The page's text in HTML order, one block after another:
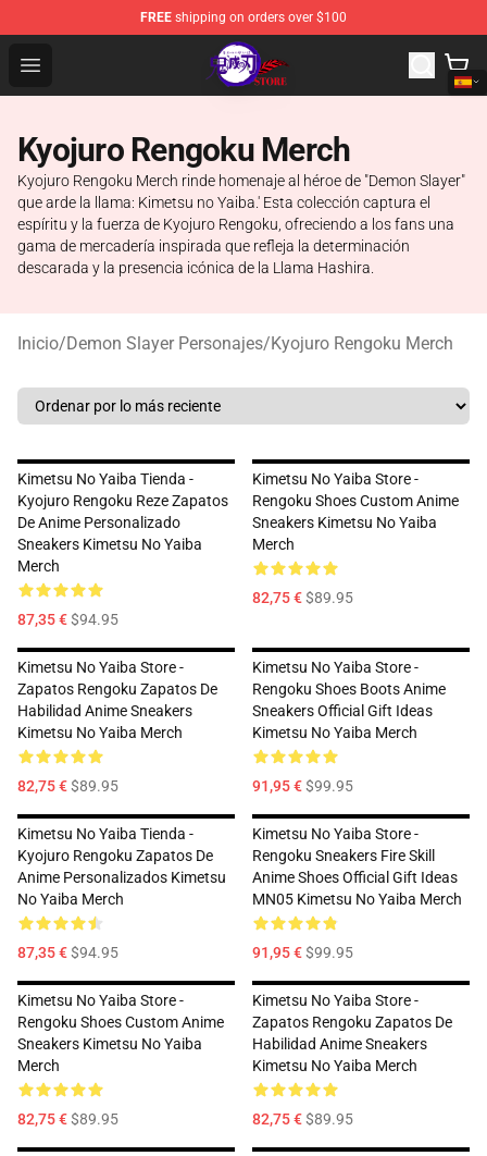
FREE shipping on orders over $100
Open menu
Kimetsu no Yaiba Store - Official Kimetsu no Yaiba
Kyojuro Rengoku Merch
Kyojuro Rengoku Merch rinde homenaje al héroe de "Demon Slayer"
que arde la llama: Kimetsu no Yaiba.' Esta colección captura el
espíritu y la fuerza de Kyojuro Rengoku, ofreciendo a los fans una
gama de mercadería inspirada que refleja la determinación
descarada y la presencia icónica de la Llama Hashira.
Inicio/Demon Slayer Personajes/Kyojuro Rengoku Merch
Kimetsu No Yaiba Tienda -
Kyojuro Rengoku Reze Zapatos
De Anime Personalizado
Sneakers Kimetsu No Yaiba
Merch
87,35 €$94.95
Kimetsu No Yaiba Store -
Rengoku Shoes Custom Anime
Sneakers Kimetsu No Yaiba
Merch
82,75 €$89.95
Kimetsu No Yaiba Store -
Zapatos Rengoku Zapatos De
Habilidad Anime Sneakers
Kimetsu No Yaiba Merch
82,75 €$89.95
Kimetsu No Yaiba Store -
Rengoku Shoes Boots Anime
Sneakers Official Gift Ideas
Kimetsu No Yaiba Merch
91,95 €$99.95
Kimetsu No Yaiba Tienda -
Kyojuro Rengoku Zapatos De
Anime Personalizados Kimetsu
No Yaiba Merch
87,35 €$94.95
Kimetsu No Yaiba Store -
Rengoku Sneakers Fire Skill
Anime Shoes Official Gift Ideas
MN05 Kimetsu No Yaiba Merch
91,95 €$99.95
Kimetsu No Yaiba Store -
Rengoku Shoes Custom Anime
Sneakers Kimetsu No Yaiba
Merch
82,75 €$89.95
Kimetsu No Yaiba Store -
Zapatos Rengoku Zapatos De
Habilidad Anime Sneakers
Kimetsu No Yaiba Merch
82,75 €$89.95